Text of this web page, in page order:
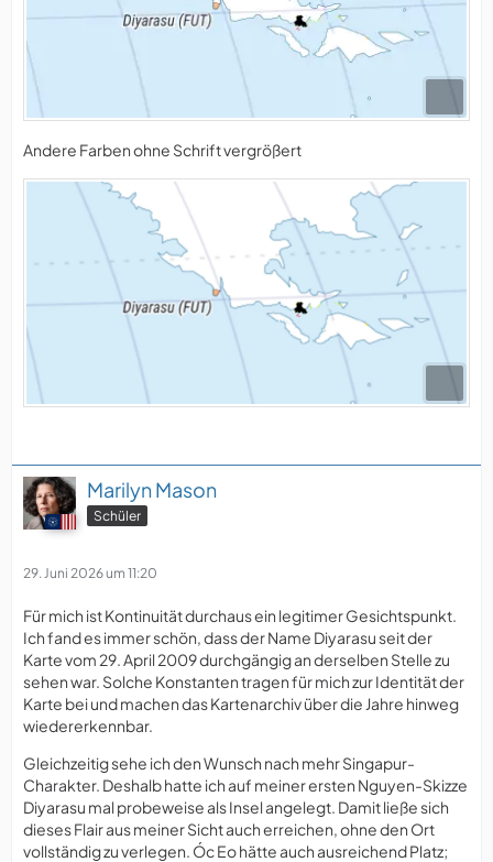
Andere Farben ohne Schrift vergrößert
Marilyn Mason
Schüler
29. Juni 2026 um 11:20
Für mich ist Kontinuität durchaus ein legitimer Gesichtspunkt.
Ich fand es immer schön, dass der Name Diyarasu seit der
Karte vom 29. April 2009 durchgängig an derselben Stelle zu
sehen war. Solche Konstanten tragen für mich zur Identität der
Karte bei und machen das Kartenarchiv über die Jahre hinweg
wiedererkennbar.
Gleichzeitig sehe ich den Wunsch nach mehr Singapur-
Charakter. Deshalb hatte ich auf meiner ersten Nguyen-Skizze
Diyarasu mal probeweise als Insel angelegt. Damit ließe sich
dieses Flair aus meiner Sicht auch erreichen, ohne den Ort
vollständig zu verlegen. Óc Eo hätte auch ausreichend Platz;